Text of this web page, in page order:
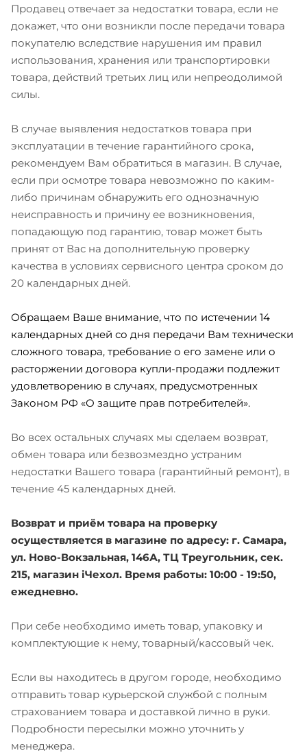
Продавец отвечает за недостатки товара, если не
докажет, что они возникли после передачи товара
покупателю вследствие нарушения им правил
использования, хранения или транспортировки
товара, действий третьих лиц или непреодолимой
силы.
В случае выявления недостатков товара при
эксплуатации в течение гарантийного срока,
рекомендуем Вам обратиться в магазин. В случае,
если при осмотре товара невозможно по каким-
либо причинам обнаружить его однозначную
неисправность и причину ее возникновения,
попадающую под гарантию, товар может быть
принят от Вас на дополнительную проверку
качества в условиях сервисного центра сроком до
20 календарных дней.
Обращаем Ваше внимание, что по истечении 14
календарных дней со дня передачи Вам технически
сложного товара, требование о его замене или о
расторжении договора купли-продажи подлежит
удовлетворению в случаях, предусмотренных
Законом РФ «О защите прав потребителей».
Во всех остальных случаях мы сделаем возврат,
обмен товара или безвозмездно устраним
недостатки Вашего товара (гарантийный ремонт), в
течение 45 календарных дней.
Возврат и приём товара на проверку
осуществляется в магазине по адресу: г. Самара,
ул. Ново-Вокзальная, 146А, ТЦ Треугольник, сек.
215, магазин iЧехол. Время работы: 10:00 - 19:50,
ежедневно.
При себе необходимо иметь товар, упаковку и
комплектующие к нему, товарный/кассовый чек.
Если вы находитесь в другом городе, необходимо
отправить товар курьерской службой с полным
страхованием товара и доставкой лично в руки.
Подробности пересылки можно уточнить у
менеджера.